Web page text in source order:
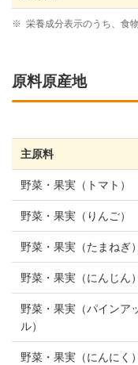
※ 栄養成分表示のうち、食
原料原産地
主原料
野菜・果実（トマト）
野菜・果実（りんご）
野菜・果実（たまねぎ）
野菜・果実（にんじん）
野菜・果実（パインア
ル）
野菜・果実（にんにく）